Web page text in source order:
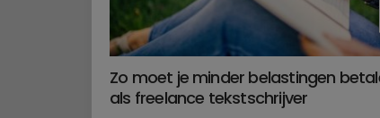
Zo moet je minder belastingen
als freelance tekstschrijver